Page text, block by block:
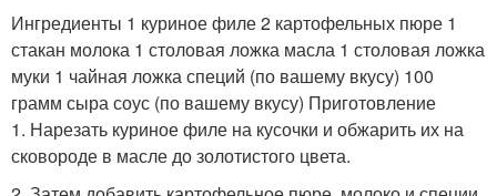
Ингредиенты 1 куриное филе 2 картофельных пюре 1
стакан молока 1 столовая ложка масла 1 столовая ложка
муки 1 чайная ложка специй (по вашему вкусу) 100
грамм сыра соус (по вашему вкусу) Приготовление
1. Нарезать куриное филе на кусочки и обжарить их на
сковороде в масле до золотистого цвета.